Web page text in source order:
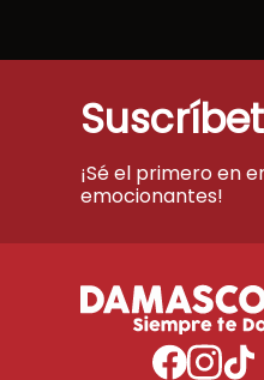
¡Sé el primero en
emocionantes!